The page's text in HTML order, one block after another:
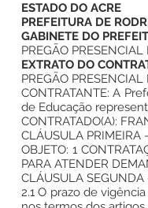
ESTADO DO ACRE
PREFEITURA DE
GABINETE DO
PREGÃO
EXTRATO DO
PREGÃO
CONTRATANTE: A
de Educação
CONTRATADO(A):
CLÁUSULA PRIMEIRA
OBJETO: 1
PARA ATENDER
CLÁUSULA SEGUNDA
2.1 O prazo de